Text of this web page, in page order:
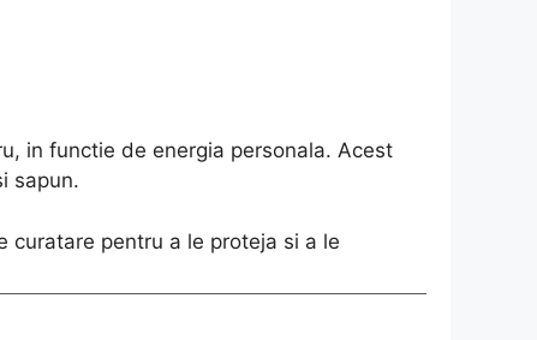
in functie de energia personala. Acest
sapun.
curatare pentru a le proteja si a le